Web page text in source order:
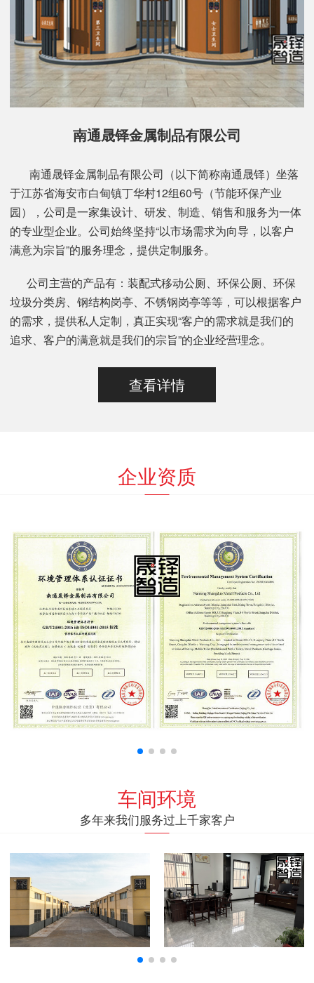
南通晟铎金属制品有限公司
南通晟铎金属制品有限公司（以下简称南通晟铎）坐落
于江苏省海安市白甸镇丁华村12组60号（节能环保产业
园），公司是一家集设计、研发、制造、销售和服务为一体
的专业型企业。公司始终坚持“以市场需求为向导，以客户
满意为宗旨”的服务理念，提供定制服务。
公司主营的产品有：装配式移动公厕、环保公厕、环保
垃圾分类房、钢结构岗亭、不锈钢岗亭等等，可以根据客户
的需求，提供私人定制，真正实现“客户的需求就是我们的
追求、客户的满意就是我们的宗旨”的企业经营理念。
查看详情
企业资质
车间环境
多年来我们服务过上千家客户